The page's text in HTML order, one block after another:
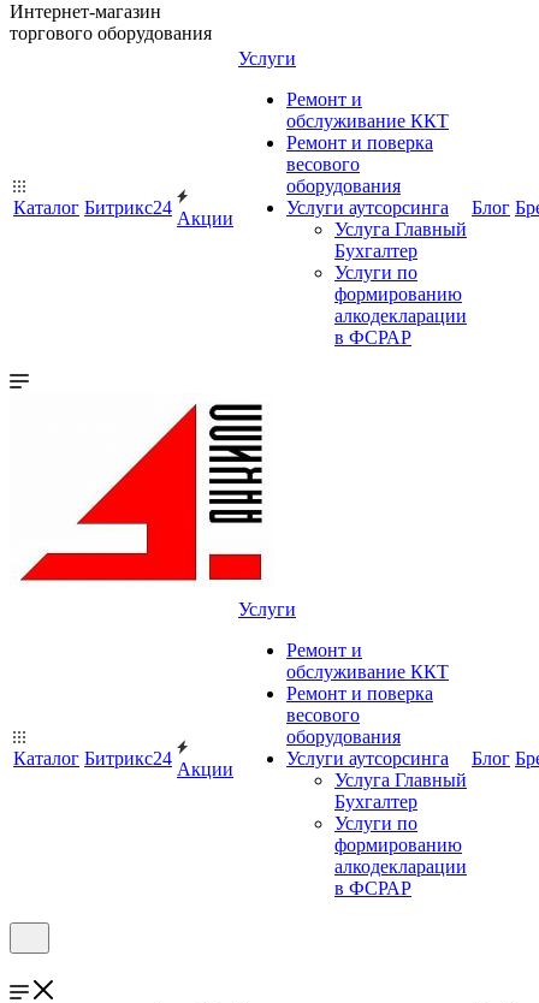
Интернет-магазин
торгового оборудования
Каталог Битрикс24
Акции
Услуги
Ремонт и
обслуживание ККТ
Ремонт и поверка
весового
оборудования
Услуги аутсорсинга
Услуга Главный
Бухгалтер
Услуги по
формированию
алкодекларации
в ФСРАР
Блог
Каталог Битрикс24
Акции
Услуги
Ремонт и
обслуживание ККТ
Ремонт и поверка
весового
оборудования
Услуги аутсорсинга
Услуга Главный
Бухгалтер
Услуги по
формированию
алкодекларации
в ФСРАР
Блог